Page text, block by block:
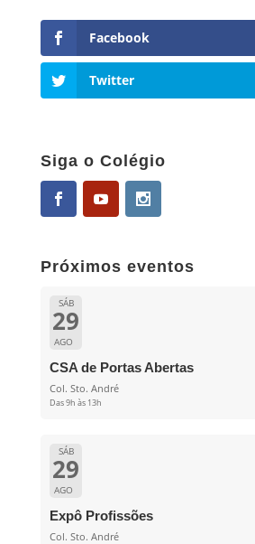
Facebook
Twitter
Siga o Colégio
Próximos eventos
SÁB
29
AGO
CSA de Portas Abertas
Col. Sto. André
Das 9h às 13h
SÁB
29
AGO
Expô Profissões
Col. Sto. André